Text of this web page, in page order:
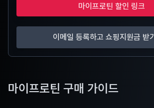
마이프로틴 할인 링크
이메일 등록하고 쇼핑지원금 받기
마이프로틴 구매 가이드